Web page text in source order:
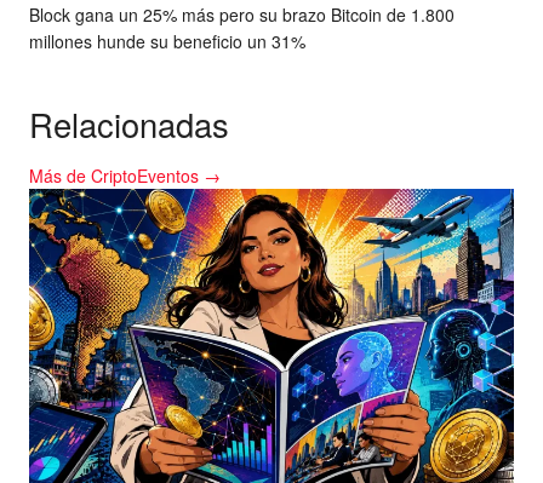
Block gana un 25% más pero su brazo Bitcoin de 1.800
millones hunde su beneficio un 31%
Relacionadas
Más de CriptoEventos →